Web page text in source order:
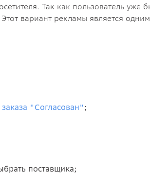
Так как пользователь уже
вариант рекламы является
заказа "Согласован" ;
поставщика;